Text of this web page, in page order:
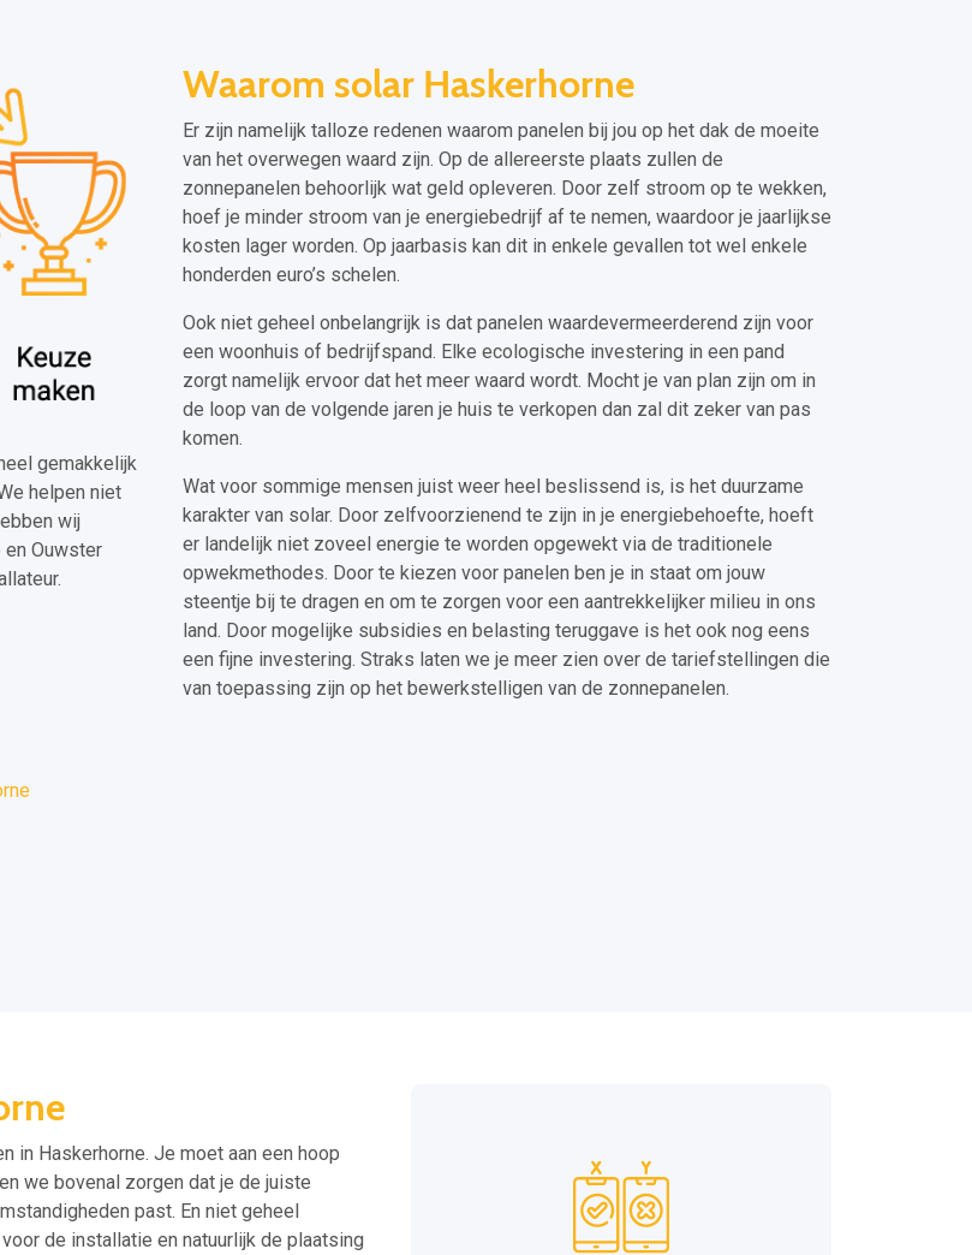
gemakkelijk
helpen niet
wij
en Ouwster
Waarom solar Haskerhorne
Er zijn namelijk talloze redenen waarom panelen bij jou op het dak de moeite
van het overwegen waard zijn. Op de allereerste plaats zullen de
zonnepanelen behoorlijk wat geld opleveren. Door zelf stroom op te wekken,
hoef je minder stroom van je energiebedrijf af te nemen, waardoor je jaarlijkse
kosten lager worden. Op jaarbasis kan dit in enkele gevallen tot wel enkele
honderden euro’s schelen.
Ook niet geheel onbelangrijk is dat panelen waardevermeerderend zijn voor
een woonhuis of bedrijfspand. Elke ecologische investering in een pand
zorgt namelijk ervoor dat het meer waard wordt. Mocht je van plan zijn om in
de loop van de volgende jaren je huis te verkopen dan zal dit zeker van pas
komen.
Wat voor sommige mensen juist weer heel beslissend is, is het duurzame
karakter van solar. Door zelfvoorzienend te zijn in je energiebehoefte, hoeft
er landelijk niet zoveel energie te worden opgewekt via de traditionele
opwekmethodes. Door te kiezen voor panelen ben je in staat om jouw
steentje bij te dragen en om te zorgen voor een aantrekkelijker milieu in ons
land. Door mogelijke subsidies en belasting teruggave is het ook nog eens
een fijne investering. Straks laten we je meer zien over de tariefstellingen die
van toepassing zijn op het bewerkstelligen van de zonnepanelen.
in Haskerhorne. Je moet aan een hoop
we bovenal zorgen dat je de juiste
past. En niet geheel
de installatie en natuurlijk de plaatsing